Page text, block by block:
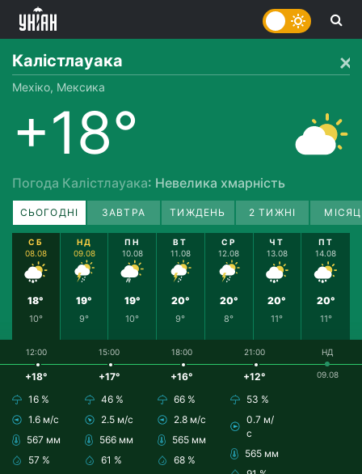
Калістлауака
Мехіко, Мексика
+18°
Погода Калістлауака: Невелика хмарність
СЬОГОДНІ ЗАВТРА ТИЖДЕНЬ 2 ТИЖНІ
СБ
08.08
18°
10°
НД
09.08
19°
9°
ПН
10.08
19°
10°
ВТ
11.08
20°
9°
СР
12.08
20°
8°
ЧТ
13.08
20°
11°
ПТ
14.08
20°
11°
12:00
+18°
16 %
1.6 м/с
567 мм
57 %
15:00
+17°
46 %
2.5 м/с
566 мм
61 %
18:00
+16°
66 %
2.8 м/с
565 мм
68 %
21:00
+12°
53 %
0.7 м/
с
565 мм
НД
09.08